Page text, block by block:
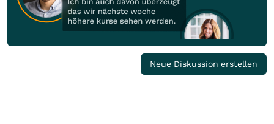
Neue Diskussion erstellen